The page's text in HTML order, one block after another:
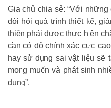
Gia chủ chia sẻ: “Với
đòi hỏi quá trình thiết kế,
thiện phải được thực hiện
cần có độ chính xác cực
hay sử dụng sai vật liệu sẽ
mong muốn và phát sinh
dụng”.